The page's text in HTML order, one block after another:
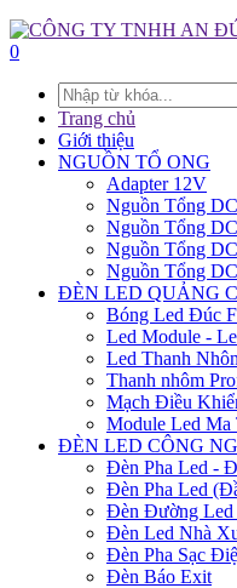
0
Trang chủ
Giới thiệu
NGUỒN TỔ ONG
Adapter 12V
Nguồn Tổng
Nguồn Tổng
Nguồn Tổng
Nguồn Tổng
ĐÈN LED QUẢNG
Bóng Led Đúc
Led Module -
Led Thanh
Thanh nhôm
Mạch Điều
Module Led Ma
ĐÈN LED CÔNG
Đèn Pha Led -
Đèn Pha Led
Đèn Đường Led
Đèn Led Nhà
Đèn Pha Sạc
Đèn Báo Exit